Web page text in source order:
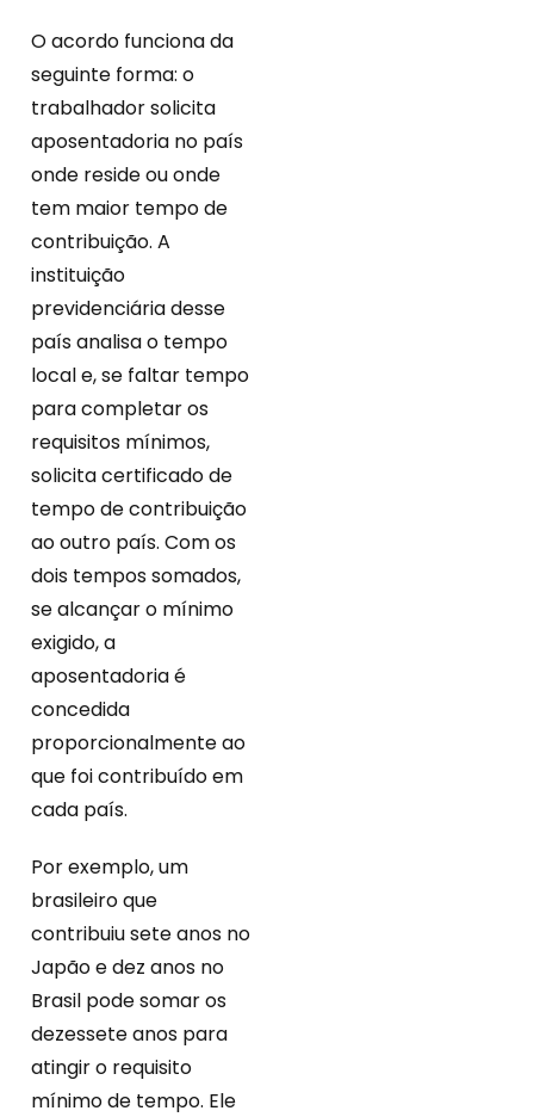
O acordo funciona da
seguinte forma: o
trabalhador solicita
aposentadoria no país
onde reside ou onde
tem maior tempo de
contribuição. A
instituição
previdenciária desse
país analisa o tempo
local e, se faltar tempo
para completar os
requisitos mínimos,
solicita certificado de
tempo de contribuição
ao outro país. Com os
dois tempos somados,
se alcançar o mínimo
exigido, a
aposentadoria é
concedida
proporcionalmente ao
que foi contribuído em
cada país.
Por exemplo, um
brasileiro que
contribuiu sete anos no
Japão e dez anos no
Brasil pode somar os
dezessete anos para
atingir o requisito
mínimo de tempo. Ele